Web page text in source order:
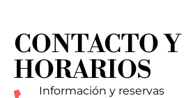
CONTACTO Y
HORARIOS
Información y reservas